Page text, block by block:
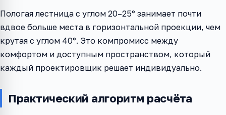
Пологая лестница с углом 20–25° занимает почти
вдвое больше места в горизонтальной проекции, чем
крутая с углом 40°. Это компромисс между
комфортом и доступным пространством, который
каждый проектировщик решает индивидуально.
Практический алгоритм расчёта